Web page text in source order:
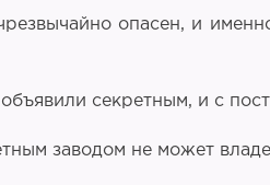
опасен, и
секретным, и с
заводом не может